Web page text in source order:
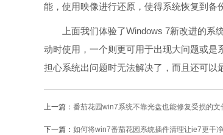
能，使用映像进行还原，使得系统恢复到备
上面我们体验了Windows 7新改进的系统
动时使用，一个则更可用于出现大问题或
担心系统出问题时无法解决了，而且还可以
上一篇： 番茄花园win7系统不靠光盘也能修复受损的文
下一篇： 如何将win7番茄花园系统插件清理让ie7更干净